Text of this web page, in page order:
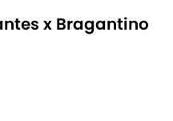
x Bragantino